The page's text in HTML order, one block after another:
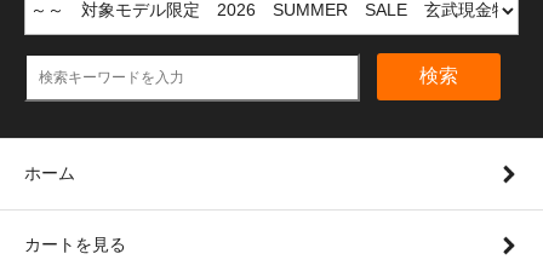
検索
ホーム
カートを見る